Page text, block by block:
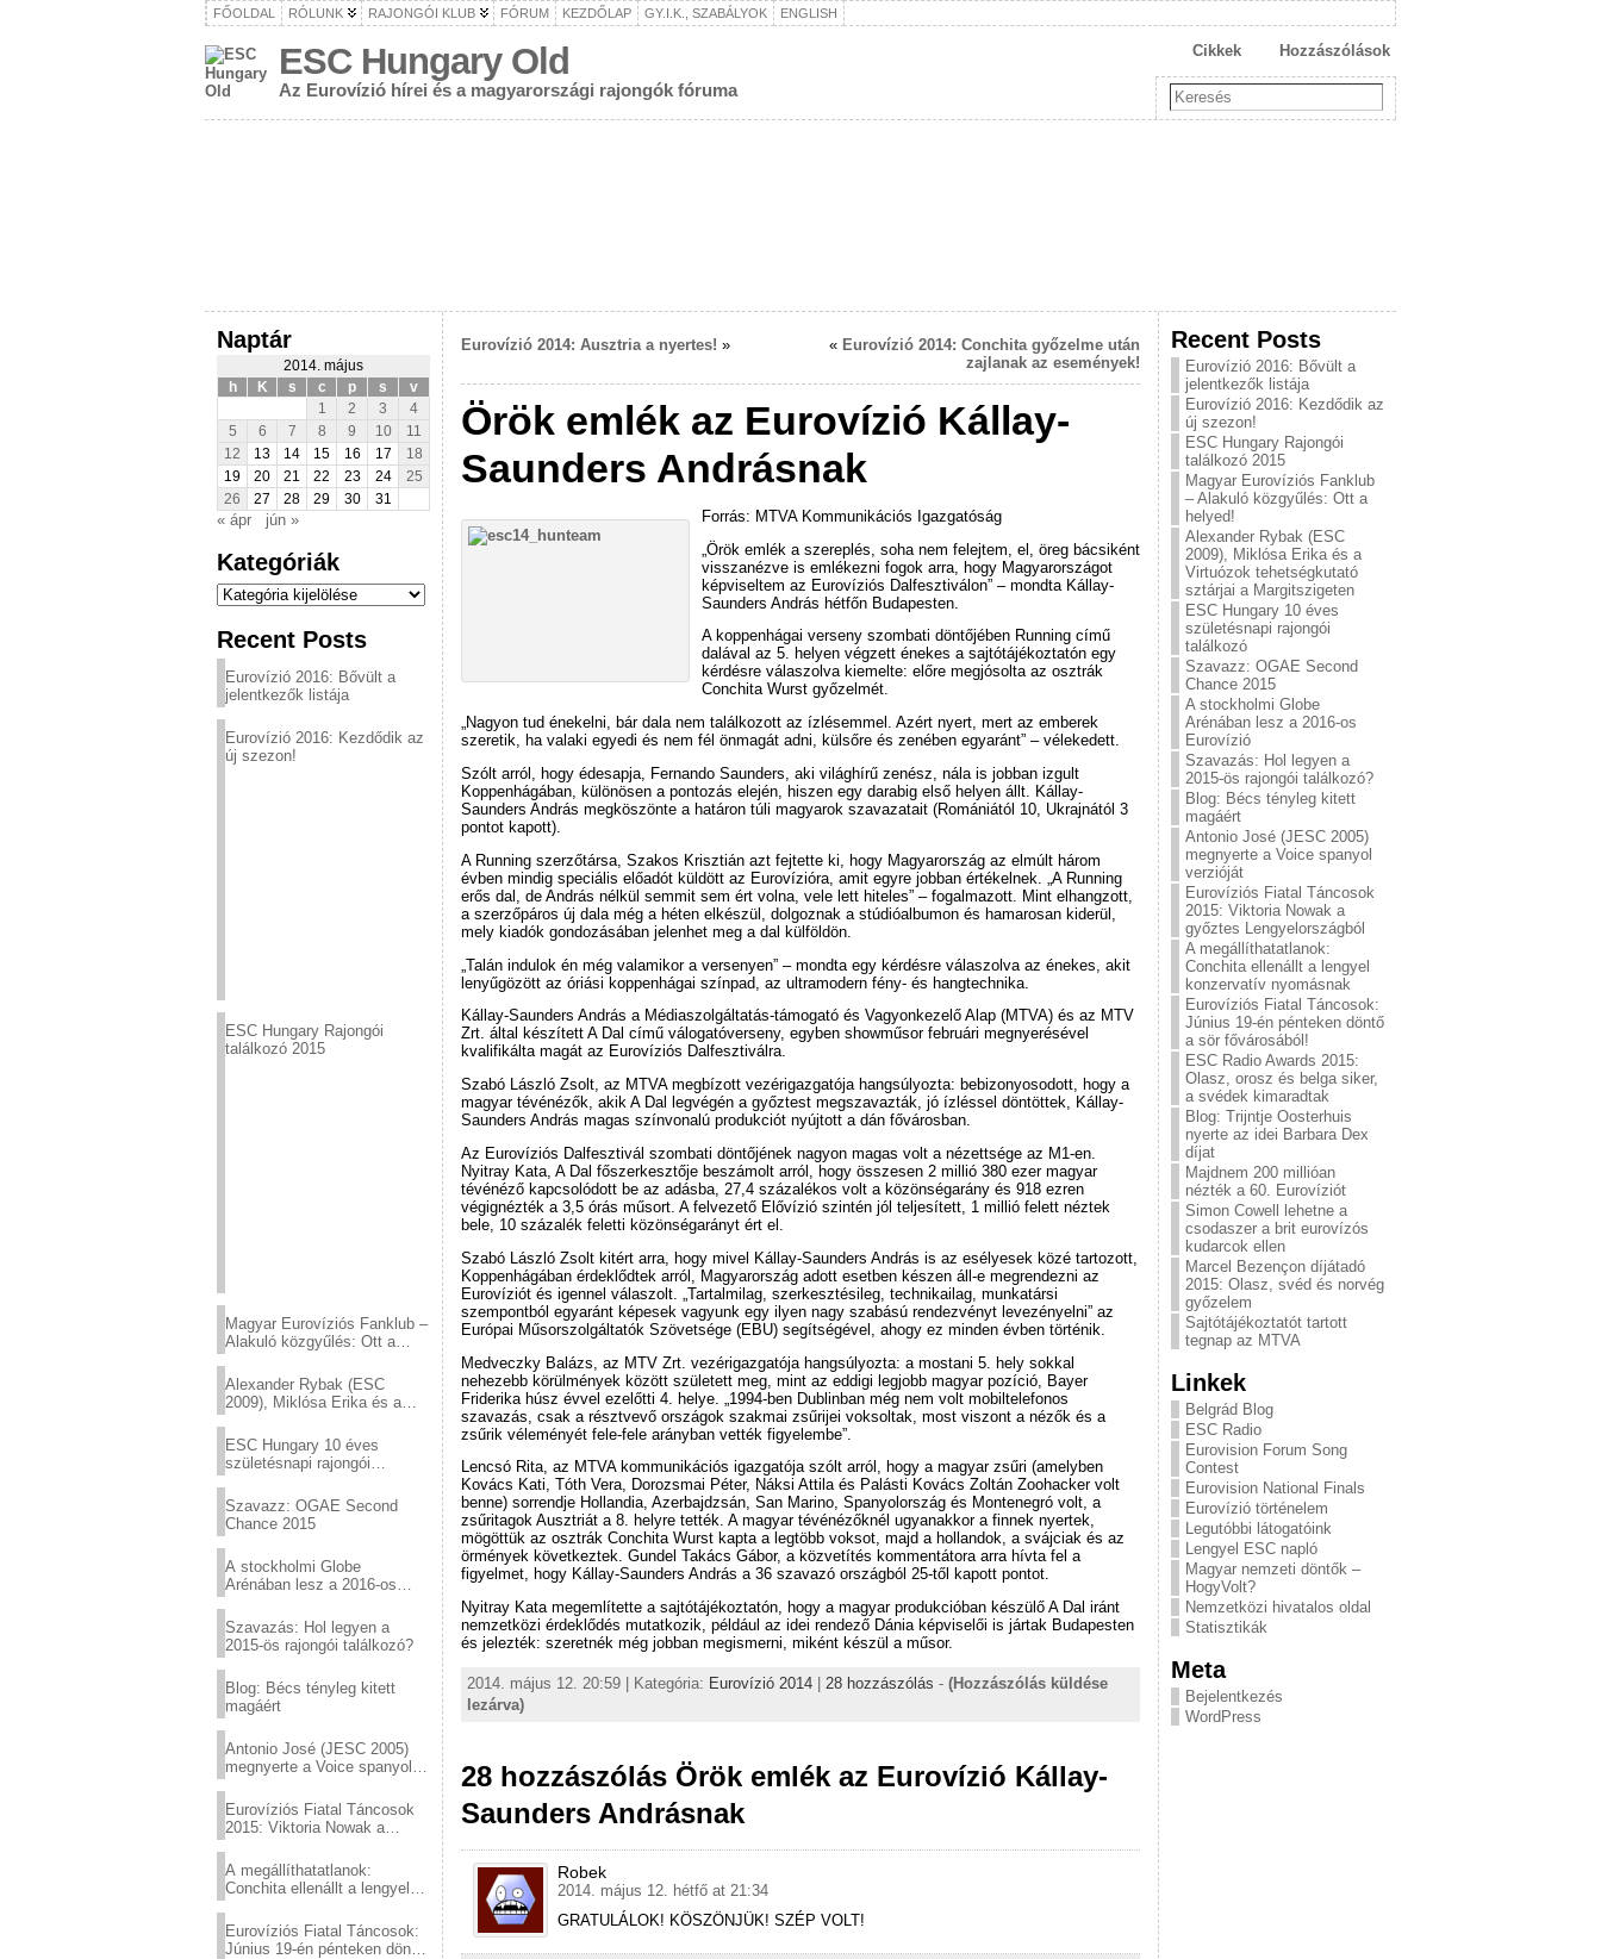
FŐOLDAL RÓLUNK RAJONGÓI KLUB FÓRUM KEZDŐLAP GY.I.K., SZABÁLYOK ENGLISH
ESC Hungary Old
Az Eurovízió hírei és a magyarországi rajongók fóruma
Hozzászólások
Cikkek
Naptár
2014. május
h
K s c p s
v
1
2 3
4
5
6 7 8 9 10
11
12
13 14 15 16 17
18
19
20 21 22 23 24
25
26
27 28 29 30 31
« ápr jún »
Kategóriák
Kategóriák
Recent Posts
Eurovízió 2016: Bővült a
jelentkezők listája
Eurovízió 2016: Kezdődik az
új szezon!
ESC Hungary Rajongói
találkozó 2015
Magyar Eurovíziós Fanklub –
Alakuló közgyűlés: Ott a
Alexander Rybak (ESC
2009), Miklósa Erika és a
sztárjai a Margitszigeten
ESC Hungary 10 éves
születésnapi rajongói
Szavazz: OGAE Second
Chance 2015
A stockholmi Globe
Arénában lesz a 2016-os
Szavazás: Hol legyen a
2015-ös rajongói találkozó?
Blog: Bécs tényleg kitett
magáért
Antonio José (JESC 2005)
megnyerte a Voice spanyol
Eurovíziós Fiatal Táncosok
2015: Viktoria Nowak a
A megállíthatatlanok:
Conchita ellenállt a lengyel
Eurovíziós Fiatal Táncosok:
Június 19-én pénteken döntő
Eurovízió 2014: Ausztria a nyertes! » « Eurovízió 2014: Conchita győzelme után
zajlanak az események!
Örök emlék az Eurovízió Kállay-
Saunders Andrásnak
Forrás: MTVA Kommunikációs Igazgatóság
„Örök emlék a szereplés, soha nem felejtem, el, öreg bácsiként
visszanézve is emlékezni fogok arra, hogy Magyarországot
képviseltem az Eurovíziós Dalfesztiválon” – mondta Kállay-
Saunders András hétfőn Budapesten.
A koppenhágai verseny szombati döntőjében Running című
dalával az 5. helyen végzett énekes a sajtótájékoztatón egy
kérdésre válaszolva kiemelte: előre megjósolta az osztrák
Conchita Wurst győzelmét.
„Nagyon tud énekelni, bár dala nem találkozott az ízlésemmel. Azért nyert, mert az emberek
szeretik, ha valaki egyedi és nem fél önmagát adni, külsőre és zenében egyaránt” – vélekedett.
Szólt arról, hogy édesapja, Fernando Saunders, aki világhírű zenész, nála is jobban izgult
Koppenhágában, különösen a pontozás elején, hiszen egy darabig első helyen állt. Kállay-
Saunders András megköszönte a határon túli magyarok szavazatait (Romániától 10, Ukrajnától 3
pontot kapott).
A Running szerzőtársa, Szakos Krisztián azt fejtette ki, hogy Magyarország az elmúlt három
évben mindig speciális előadót küldött az Eurovízióra, amit egyre jobban értékelnek. „A Running
erős dal, de András nélkül semmit sem ért volna, vele lett hiteles” – fogalmazott. Mint elhangzott,
a szerzőpáros új dala még a héten elkészül, dolgoznak a stúdióalbumon és hamarosan kiderül,
mely kiadók gondozásában jelenhet meg a dal külföldön.
„Talán indulok én még valamikor a versenyen” – mondta egy kérdésre válaszolva az énekes, akit
lenyűgözött az óriási koppenhágai színpad, az ultramodern fény- és hangtechnika.
Kállay-Saunders András a Médiaszolgáltatás-támogató és Vagyonkezelő Alap (MTVA) és az MTV
Zrt. által készített A Dal című válogatóverseny, egyben showműsor februári megnyerésével
kvalifikálta magát az Eurovíziós Dalfesztiválra.
Szabó László Zsolt, az MTVA megbízott vezérigazgatója hangsúlyozta: bebizonyosodott, hogy a
magyar tévénézők, akik A Dal legvégén a győztest megszavazták, jó ízléssel döntöttek, Kállay-
Saunders András magas színvonalú produkciót nyújtott a dán fővárosban.
Az Eurovíziós Dalfesztivál szombati döntőjének nagyon magas volt a nézettsége az M1-en.
Nyitray Kata, A Dal főszerkesztője beszámolt arról, hogy összesen 2 millió 380 ezer magyar
tévénéző kapcsolódott be az adásba, 27,4 százalékos volt a közönségarány és 918 ezren
végignézték a 3,5 órás műsort. A felvezető Elővízió szintén jól teljesített, 1 millió felett néztek
bele, 10 százalék feletti közönségarányt ért el.
Szabó László Zsolt kitért arra, hogy mivel Kállay-Saunders András is az esélyesek közé tartozott,
Koppenhágában érdeklődtek arról, Magyarország adott esetben készen áll-e megrendezni az
Eurovíziót és igennel válaszolt. „Tartalmilag, szerkesztésileg, technikailag, munkatársi
szempontból egyaránt képesek vagyunk egy ilyen nagy szabású rendezvényt levezényelni” az
Európai Műsorszolgáltatók Szövetsége (EBU) segítségével, ahogy ez minden évben történik.
Medveczky Balázs, az MTV Zrt. vezérigazgatója hangsúlyozta: a mostani 5. hely sokkal
nehezebb körülmények között született meg, mint az eddigi legjobb magyar pozíció, Bayer
Friderika húsz évvel ezelőtti 4. helye. „1994-ben Dublinban még nem volt mobiltelefonos
szavazás, csak a résztvevő országok szakmai zsűrijei voksoltak, most viszont a nézők és a
zsűrik véleményét fele-fele arányban vették figyelembe”.
Lencsó Rita, az MTVA kommunikációs igazgatója szólt arról, hogy a magyar zsűri (amelyben
Kovács Kati, Tóth Vera, Dorozsmai Péter, Náksi Attila és Palásti Kovács Zoltán Zoohacker volt
benne) sorrendje Hollandia, Azerbajdzsán, San Marino, Spanyolország és Montenegró volt, a
zsűritagok Ausztriát a 8. helyre tették. A magyar tévénézőknél ugyanakkor a finnek nyertek,
mögöttük az osztrák Conchita Wurst kapta a legtöbb voksot, majd a hollandok, a svájciak és az
örmények következtek. Gundel Takács Gábor, a közvetítés kommentátora arra hívta fel a
figyelmet, hogy Kállay-Saunders András a 36 szavazó országból 25-től kapott pontot.
Nyitray Kata megemlítette a sajtótájékoztatón, hogy a magyar produkcióban készülő A Dal iránt
nemzetközi érdeklődés mutatkozik, például az idei rendező Dánia képviselői is jártak Budapesten
és jelezték: szeretnék még jobban megismerni, miként készül a műsor.
2014. május 12. 20:59 | Kategória: Eurovízió 2014 28 hozzászólás - (Hozzászólás küldése
lezárva)
28 hozzászólás Örök emlék az Eurovízió Kállay-
Saunders Andrásnak
Robek
2014. május 12. hétfő at 21:34
GRATULÁLOK! KÖSZÖNJÜK! SZÉP VOLT!
Recent Posts
Eurovízió 2016: Bővült a
jelentkezők listája
Eurovízió 2016: Kezdődik az
új szezon!
ESC Hungary Rajongói
találkozó 2015
Magyar Eurovíziós Fanklub
– Alakuló közgyűlés: Ott a
helyed!
Alexander Rybak (ESC
2009), Miklósa Erika és a
Virtuózok tehetségkutató
sztárjai a Margitszigeten
ESC Hungary 10 éves
születésnapi rajongói
találkozó
Szavazz: OGAE Second
Chance 2015
A stockholmi Globe
Arénában lesz a 2016-os
Eurovízió
Szavazás: Hol legyen a
2015-ös rajongói találkozó?
Blog: Bécs tényleg kitett
magáért
Antonio José (JESC 2005)
megnyerte a Voice spanyol
verzióját
Eurovíziós Fiatal Táncosok
2015: Viktoria Nowak a
győztes Lengyelországból
A megállíthatatlanok:
Conchita ellenállt a lengyel
konzervatív nyomásnak
Eurovíziós Fiatal Táncosok:
Június 19-én pénteken döntő
a sör fővárosából!
ESC Radio Awards 2015:
Olasz, orosz és belga siker,
a svédek kimaradtak
Blog: Trijntje Oosterhuis
nyerte az idei Barbara Dex
díjat
Majdnem 200 millióan
nézték a 60. Eurovíziót
Simon Cowell lehetne a
csodaszer a brit eurovízós
kudarcok ellen
Marcel Bezençon díjátadó
2015: Olasz, svéd és norvég
győzelem
Sajtótájékoztatót tartott
tegnap az MTVA
Linkek
Belgrád Blog
ESC Radio
Eurovision Forum Song
Contest
Eurovision National Finals
Eurovízió történelem
Legutóbbi látogatóink
Lengyel ESC napló
Magyar nemzeti döntők –
HogyVolt?
Nemzetközi hivatalos oldal
Statisztikák
Meta
Bejelentkezés
WordPress